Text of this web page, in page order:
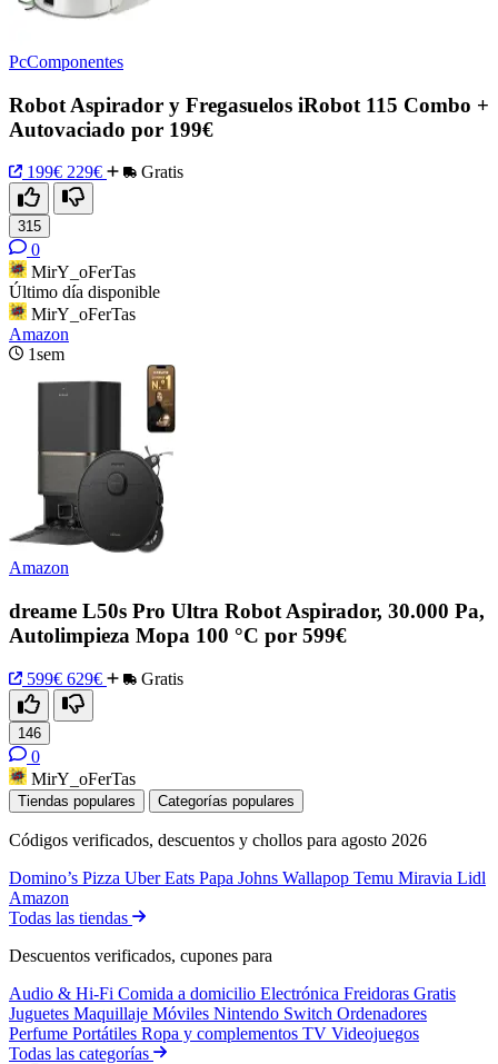
PcComponentes
Robot Aspirador y Fregasuelos iRobot 115 Combo +
Autovaciado por 199€
199€ 229€ Gratis
315
0
MirY_oFerTas
Último día disponible
MirY_oFerTas
Amazon
1sem
Amazon
dreame L50s Pro Ultra Robot Aspirador, 30.000 Pa,
Autolimpieza Mopa 100 °C por 599€
599€ 629€ Gratis
146
0
MirY_oFerTas
Tiendas populares Categorías populares
Códigos verificados, descuentos y chollos para agosto 2026
Domino’s Pizza Uber Eats Papa Johns Wallapop Temu Miravia Lidl
Amazon
Todas las tiendas
Descuentos verificados, cupones para
Audio & Hi-Fi Comida a domicilio Electrónica Freidoras Gratis
Juguetes Maquillaje Móviles Nintendo Switch Ordenadores
Perfume Portátiles Ropa y complementos TV Videojuegos
Todas las categorías